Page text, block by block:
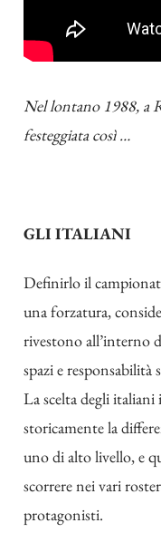
Nel lontano 1988, a
festeggiata così …
GLI ITALIANI
Definirlo il
una forzatura,
rivestono all’interno
spazi e responsabilità
La scelta degli
storicamente la
uno di alto livello, e
scorrere nei vari
protagonisti.